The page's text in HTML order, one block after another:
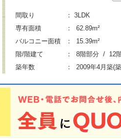
間取り
： 3LDK
専有面積
： 62.89m²
バルコニー面積
： 15.39m²
階/階建て
： 8階部分 / 12
築年数
： 2009年4月築(